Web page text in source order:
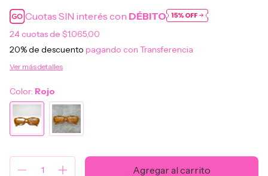
Cuotas SIN interés con DÉBITO
24 cuotas de $1.065,00
20% de descuento pagando con Transferencia
Ver más detalles
Color: Rojo